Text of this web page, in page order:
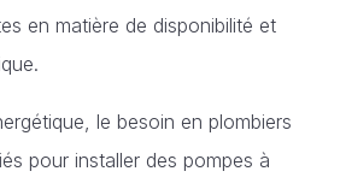
en matière de disponibilité et
le besoin en plombiers
pour installer des pompes à